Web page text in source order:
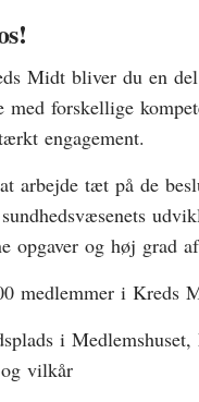
Midt bliver du en
med forskellige
engagement.
arbejde tæt på de
opgaver og høj grad
medlemmer i Kreds
i
vilkår